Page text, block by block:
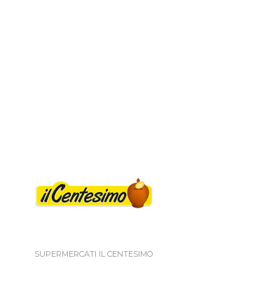
SUPERMERCATI IL CENTESIMO